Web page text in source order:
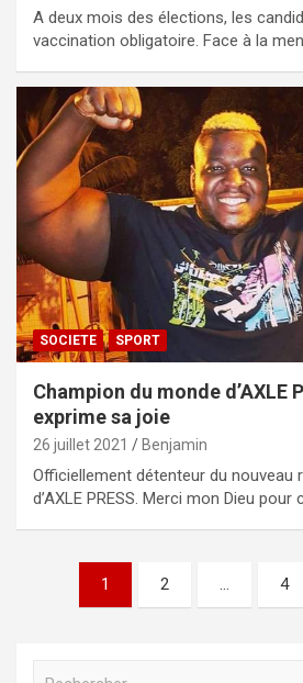
A deux mois des élections, les
vaccination obligatoire. Face à la
SOCIETE SPORT
Champion du monde d’AXLE
exprime sa joie
26 juillet 2021 Benjamin
Officiellement détenteur du nouveau
d’AXLE PRESS. Merci mon Dieu
Navigation
1 2 … 4